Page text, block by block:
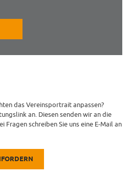
das Vereinsportrait anpassen?
an. Diesen senden wir an die
Fragen schreiben Sie uns eine E-Mail an